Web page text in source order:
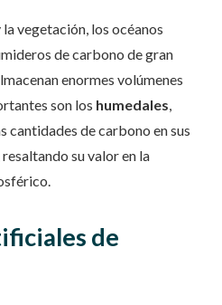
vegetación, los océanos
de carbono de gran
enormes volúmenes
son los humedales,
cantidades de carbono en sus
su valor en la
de